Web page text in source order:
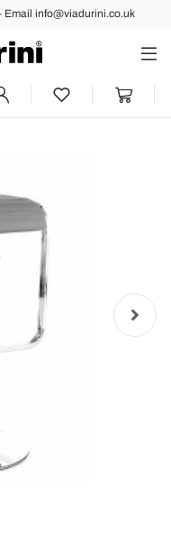
info@viadurini.co.uk
Previous Next
and Metal